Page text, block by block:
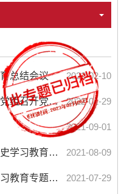
总结会议 2022-02-10
中共六安市自然资源和规划局党组召开党史学习教育专题民主生活会 2022-01-29
2021-09-01
舒城局举办青年干部培训暨党史学习教育读书班 2021-08-09
局机关第一党支部召开党史学习教育专题组织生活会 2021-07-29